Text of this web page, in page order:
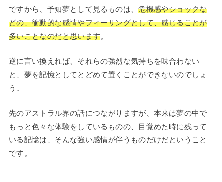
ですから、予知夢として見るものは、危機感やショックな
どの、衝動的な感情やフィーリングとして、感じることが
多いことなのだと思います。
逆に言い換えれば、それらの強烈な気持ちを味合わない
と、夢を記憶としてとどめて置くことができないのでしょ
う。
先のアストラル界の話につながりますが、本来は夢の中で
もっと色々な体験をしているものの、目覚めた時に残って
いる記憶は、そんな強い感情が伴うものだけだということ
です。